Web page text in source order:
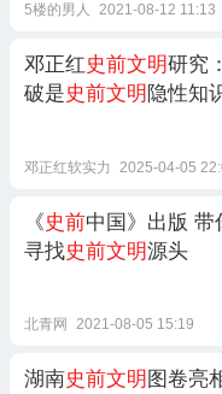
5楼的男人 2021-08-12 11:13
邓正红史前文明研究
破是史前文明 隐性知
邓正红软实力 2025-04-05
《史前中国》出版 带
寻找史前文明源头
北青网 2021-08-05 15:19
湖南史前文明 图卷亮